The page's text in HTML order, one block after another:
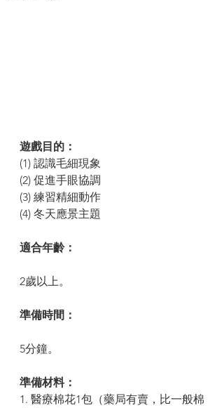
遊戲目的：
(1) 認識毛細現象
(2) 促進手眼協調
(3) 練習精細動作
(4) 冬天應景主題
適合年齡：
2歲以上。
準備時間：
5分鐘。
準備材料：
1. 醫療棉花1包（藥局有賣，比一般棉